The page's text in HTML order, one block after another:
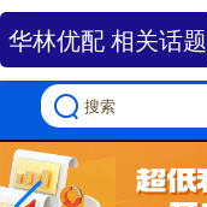
华林优配 相关话题